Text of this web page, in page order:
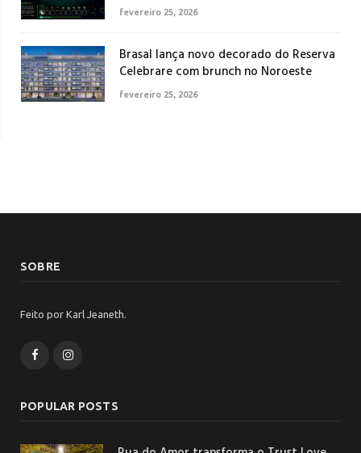
fevereiro 25, 2026
Brasal lança novo decorado do Reserva
Celebrare com brunch no Noroeste
fevereiro 25, 2026
SOBRE
Feito por Karl Jeaneth.
FacebookInstagram
POPULAR POSTS